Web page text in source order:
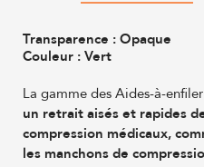
Transparence :Opaque
Couleur :Vert
La gamme des Aides-à-
un retrait aisés et rapides
compression médicaux,
les manchons de